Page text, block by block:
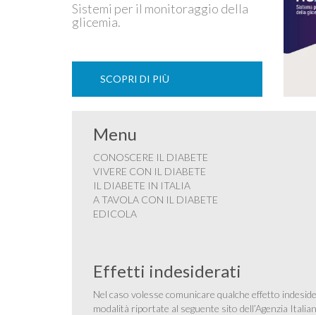
Sistemi per il monitoraggio della
glicemia.
SCOPRI DI PIÙ
Menu
CONOSCERE IL DIABETE
VIVERE CON IL DIABETE
IL DIABETE IN ITALIA
A TAVOLA CON IL DIABETE
EDICOLA
Effetti indesiderati
Nel caso volesse comunicare qualche effetto
modalità riportate al seguente sito dell’Agenzia